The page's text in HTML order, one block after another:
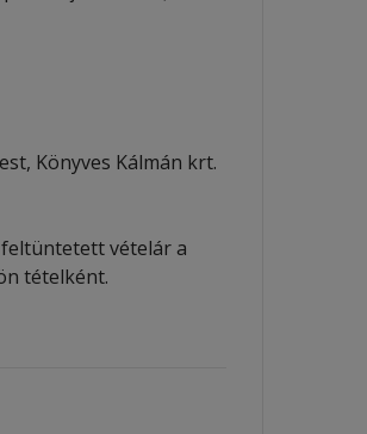
Könyves Kálmán krt.
vételár a
tételként.